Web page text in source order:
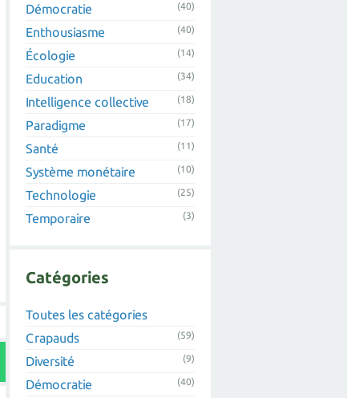
Démocratie (40)
Enthousiasme (40)
Écologie (14)
Education (34)
Intelligence collective (18)
Paradigme (17)
Santé (11)
Système monétaire (10)
Technologie (25)
Temporaire (3)
Catégories
Toutes les catégories
Crapauds
(59)
Diversité (9)
Démocratie (40)